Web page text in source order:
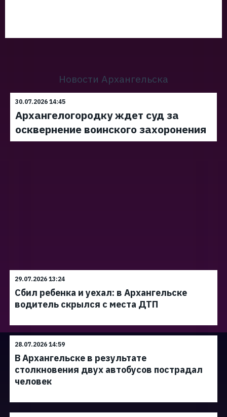
Новости Архангельска
30.07.2026 14:45
Архангелогородку ждет суд за
осквернение воинского захоронения
29.07.2026 13:24
Сбил ребенка и уехал: в Архангельске
водитель скрылся с места ДТП
28.07.2026 14:59
В Архангельске в результате
столкновения двух автобусов пострадал
человек